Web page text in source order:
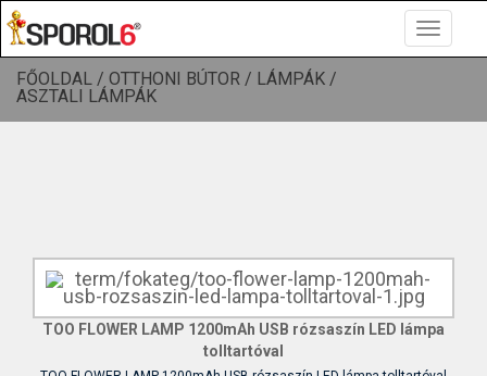
Toggle
FŐOLDAL / OTTHONI BÚTOR / LÁMPÁK /
ASZTALI LÁMPÁK
TOO FLOWER LAMP 1200mAh USB rózsaszín LED lámpa
tolltartóval